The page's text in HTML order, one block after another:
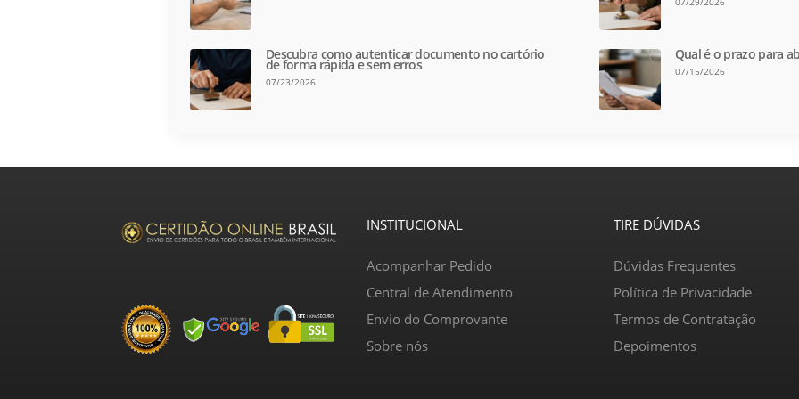
Descubra como autenticar documento no cartório
de forma rápida e sem erros
07/23/2026
Qual é o prazo para
07/15/2026
INSTITUCIONAL
Acompanhar Pedido
Central de Atendimento
Envio do Comprovante
Sobre nós
TIRE DÚVIDAS
Dúvidas Frequentes
Política de Privacidade
Termos de Contratação
Depoimentos